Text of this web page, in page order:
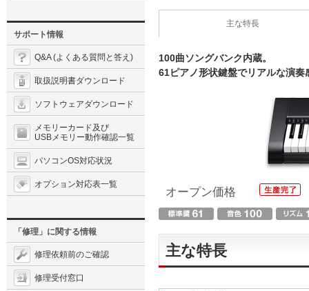
主な特長
100曲ソングバンク内蔵。
61ピアノ形状鍵盤でリアルな演
オープン価格
主な特長
サポート情報
Q&A (よくある質問と答え)
取扱説明書ダウンロード
ソフトウェアダウンロード
メモリーカード及び
USBメモリー動作確認一覧
パソコンOS対応状況
オプション対応表一覧
「修理」に関する情報
修理依頼前のご確認
修理受付窓口